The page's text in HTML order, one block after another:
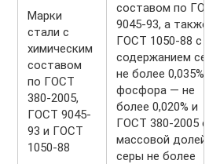
Марки
стали с
химическим
составом
по ГОСТ
380-2005,
ГОСТ 9045-
93 и ГОСТ
1050-88
составом по ГОСТ
9045-93, а также
ГОСТ 1050-88 с
cодержанием
не более 0,035% и
фосфора — не
более 0,020% и
ГОСТ 380-2005 с
массовой долей
серы не более